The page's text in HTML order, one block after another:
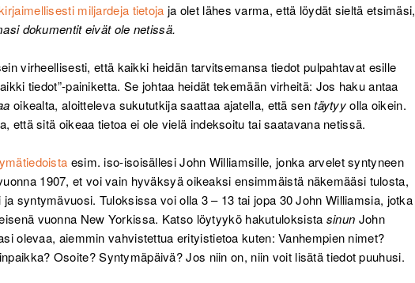
miljardeja tietoja ja olet lähes varma, että löydät sieltä etsimäsi,
dokumentit eivät ole netissä.
virheellisesti, että kaikki heidän tarvitsemansa tiedot pulpahtavat esille
tiedot”-painiketta. Se johtaa heidät tekemään virheitä: Jos haku antaa
oikealta, aloitteleva sukututkija saattaa ajatella, että sentäytyyolla oikein.
että sitä oikeaa tietoa ei ole vielä indeksoitu tai saatavana netissä.
esim. iso-isoisällesi John Williamsille, jonka arvelet syntyneen
1907, et voi vain hyväksyä oikeaksi ensimmäistä näkemääsi tulosta,
syntymävuosi. Tuloksissa voi olla 3 – 13 tai jopa 30 John Williamsia, jotka
vuonna New Yorkissa. Katso löytyykö hakutuloksista sinun John
olevaa, aiemmin vahvistettua erityistietoa kuten: Vanhempien nimet?
Osoite? Syntymäpäivä? Jos niin on, niin voit lisätä tiedot puuhusi.